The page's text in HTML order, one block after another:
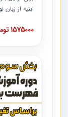
ابنیه از
ردیف ها و
دوره به
دوره با
مشاور در امر
همکارانی
توصیه می
1575000 تومان